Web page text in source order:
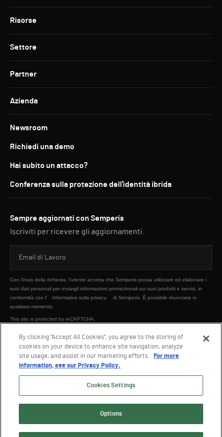
Risorse
Settore
Partner
Azienda
Newsroom
Richiedi una demo
Hai subito un attacco?
Conferenza sulla protezione dell'identità ibrida
Sempre aggiornati con Semperis
Iscriviti per ricevere gli aggiornamenti.
Con l'invio della richiesta, l'utente accetta che Semperis possa utilizzare ed elaborare i
suoi dati personali per inviargli informazioni promozionali sui suoi prodotti e servizi, in
conformità con l'
Informativa sulla privacy
di Semperis. È possibile rinunciare in
qualsiasi momento.
This site is protected by reCAPTCHA.
INVIA
© 2026 Semperis. Tutti i diritti riservati.
By clicking “Accept All Cookies”, you agree to the storing of
cookies on your device to enhance site navigation, analyze
site usage, and assist in our marketing efforts.
For more
information, see our Privacy Policy.
Cookies Settings
Options